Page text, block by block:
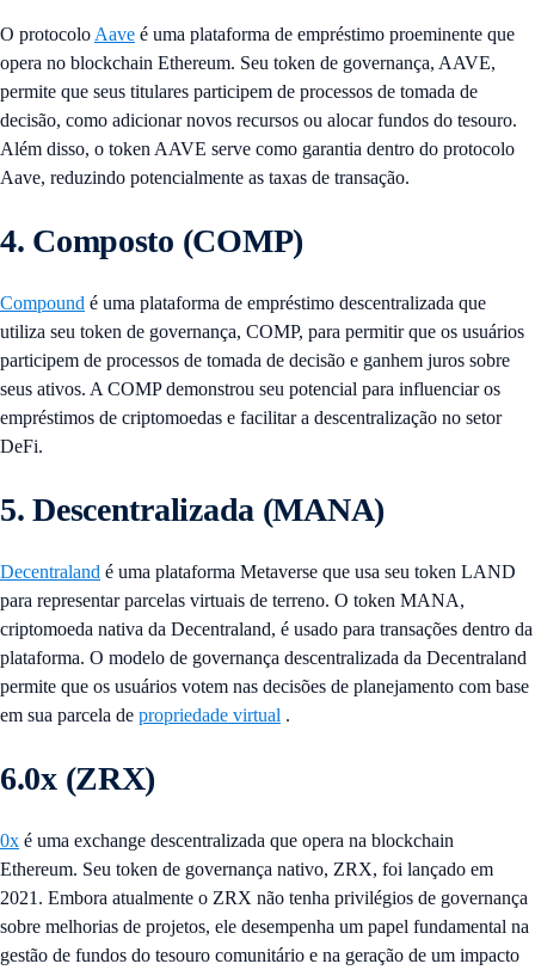
O protocolo Aave é uma plataforma de empréstimo proeminente que
opera no blockchain Ethereum. Seu token de governança, AAVE,
permite que seus titulares participem de processos de tomada de
decisão, como adicionar novos recursos ou alocar fundos do tesouro.
Além disso, o token AAVE serve como garantia dentro do protocolo
Aave, reduzindo potencialmente as taxas de transação.
4. Composto (COMP)
Compound é uma plataforma de empréstimo descentralizada que
utiliza seu token de governança, COMP, para permitir que os usuários
participem de processos de tomada de decisão e ganhem juros sobre
seus ativos. A COMP demonstrou seu potencial para influenciar os
empréstimos de criptomoedas e facilitar a descentralização no setor
DeFi.
5. Descentralizada (MANA)
Decentraland é uma plataforma Metaverse que usa seu token LAND
para representar parcelas virtuais de terreno. O token MANA,
criptomoeda nativa da Decentraland, é usado para transações dentro da
plataforma. O modelo de governança descentralizada da Decentraland
permite que os usuários votem nas decisões de planejamento com base
em sua parcela de propriedade virtual .
6.0x (ZRX)
0x é uma exchange descentralizada que opera na blockchain
Ethereum. Seu token de governança nativo, ZRX, foi lançado em
2021. Embora atualmente o ZRX não tenha privilégios de governança
sobre melhorias de projetos, ele desempenha um papel fundamental na
gestão de fundos do tesouro comunitário e na geração de um impacto